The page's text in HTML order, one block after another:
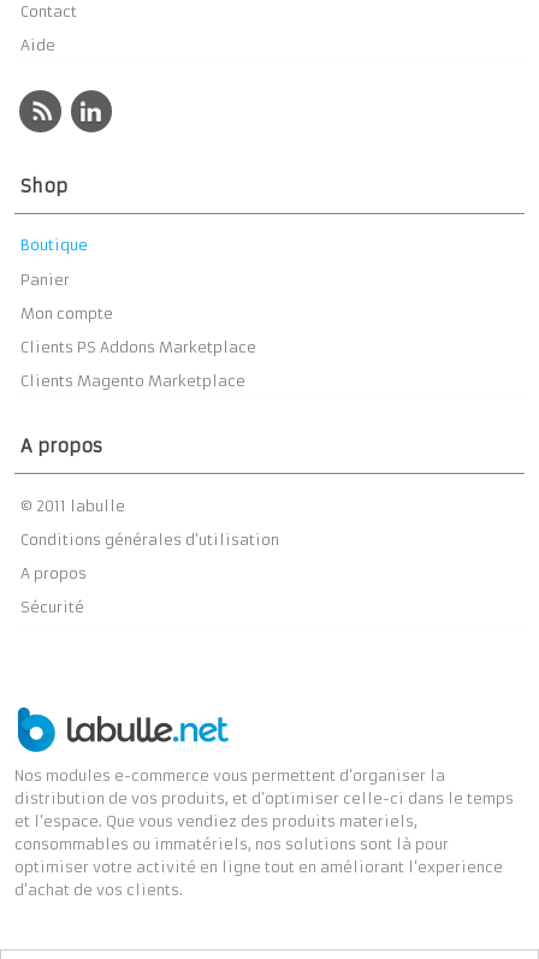
Contact
Aide
Shop
Boutique
Panier
Mon compte
Clients PS Addons Marketplace
Clients Magento Marketplace
A propos
© 2011 labulle
Conditions générales d’utilisation
A propos
Sécurité
Nos modules e-commerce vous permettent d’organiser la
distribution de vos produits, et d’optimiser celle-ci dans le temps
et l’espace. Que vous vendiez des produits materiels,
consommables ou immatériels, nos solutions sont là pour
optimiser votre activité en ligne tout en améliorant l’experience
d’achat de vos clients.